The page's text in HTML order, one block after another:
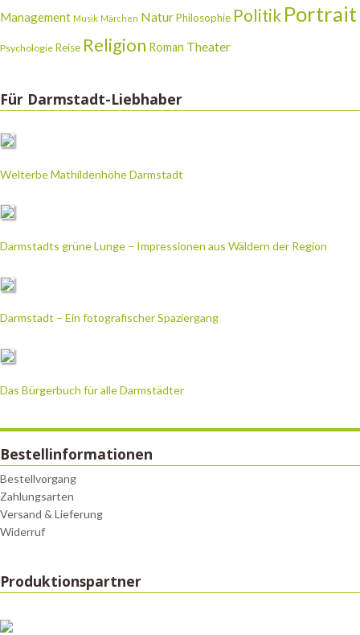
Management Musik Märchen NaturPhilosophie Politik Portrait
Psychologie Reise Religion Roman Theater
Für Darmstadt-Liebhaber
Welterbe Mathildenhöhe Darmstadt
Darmstadts grüne Lunge – Impressionen aus Wäldern der Region
Darmstadt – Ein fotografischer Spaziergang
Das Bürgerbuch für alle Darmstädter
Bestellinformationen
Bestellvorgang
Zahlungsarten
Versand & Lieferung
Widerruf
Produktionspartner